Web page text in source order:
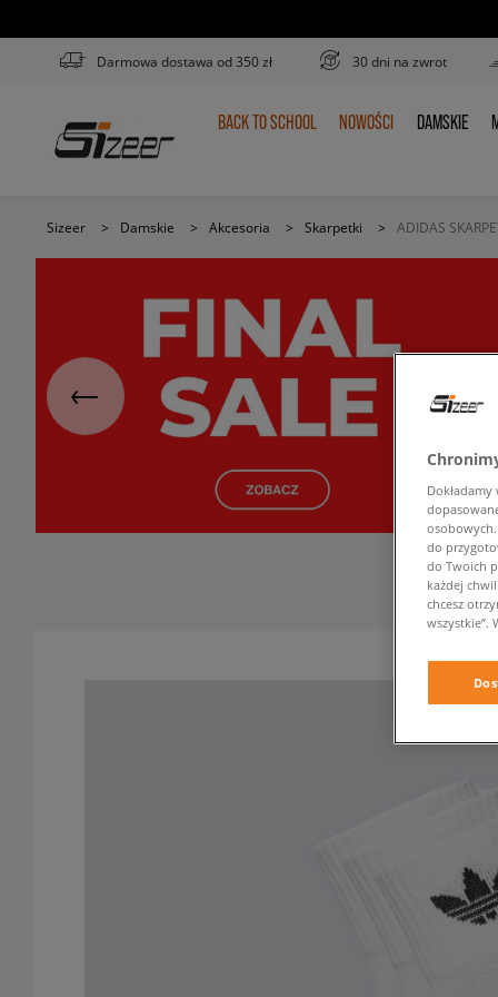
Darmowa dostawa od 350 zł 30 dni na zwrot
BACK
BACK TO SCHOOL NOWOŚCI
NOWOŚCI DAMSKIE
DAMSKIE
Sizeer > Damskie > Akcesoria > Skarpetki > ADIDAS
do
do Twoich
każdej
chcesz
wszystkie”.